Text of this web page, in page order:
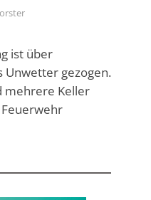
ist über
Unwetter gezogen.
mehrere Keller